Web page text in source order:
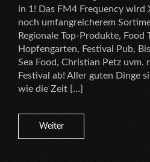
in 1! Das FM4 Frequency wird
noch umfangreicherem
Regionale Top-Produkte, Food
Hopfengarten, Festival Pub,
Sea Food, Christian Petz uvm.
Festival ab! Aller guten Dinge
wie die Zeit […]
Weiter